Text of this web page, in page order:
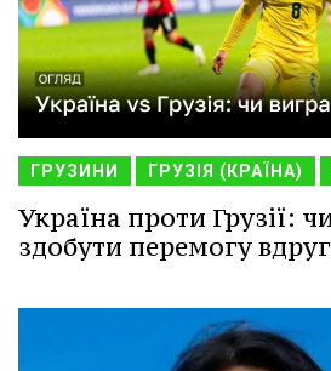
ГРУЗИНИ ГРУЗІЯ (КРАЇНА)
Україна проти Грузії:
здобути перемогу